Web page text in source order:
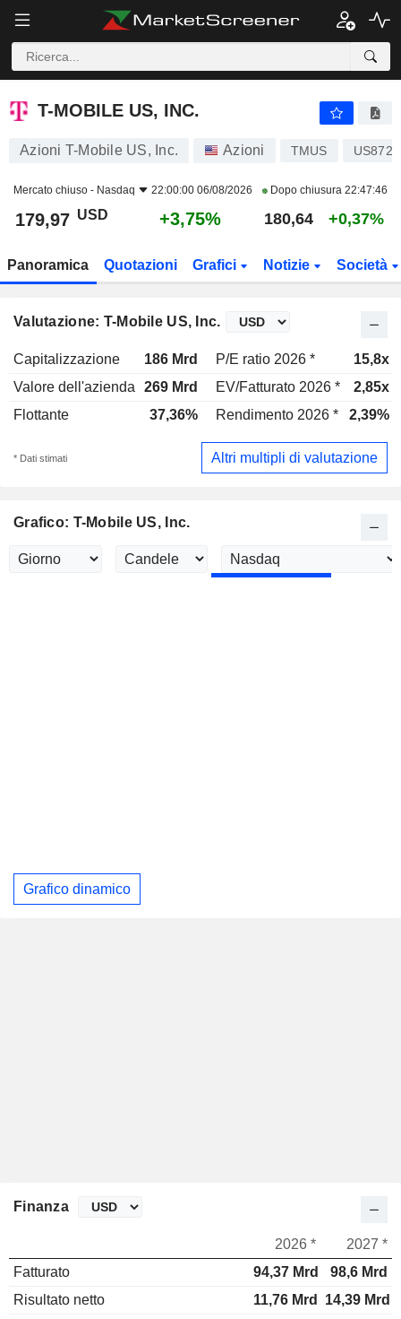
T-MOBILE US, INC.
T-MOBILE US, INC.
Azioni T-Mobile US, Inc. Azioni TMUS
Mercato chiuso - Nasdaq 22:00:00 06/08/2026 Dopo chiusura 22:47:46
179,97 USD +3,75% 180,64 +0,37%
Panoramica Quotazioni Grafici Notizie Società
Valutazione: T-Mobile US, Inc.
Capitalizzazione 186 Mrd P/E ratio 2026 *
15,8x
Valore dell'azienda
269 Mrd EV/Fatturato 2026 *
2,85x
Flottante
37,36% Rendimento 2026 * 2,39%
* Dati stimati Altri multipli di valutazione
Grafico: T-Mobile US, Inc.
Grafico dinamico
Finanza
2026 *
2027 *
Fatturato
94,37 Mrd
98,6 Mrd
Risultato netto
11,76 Mrd
14,39 Mrd